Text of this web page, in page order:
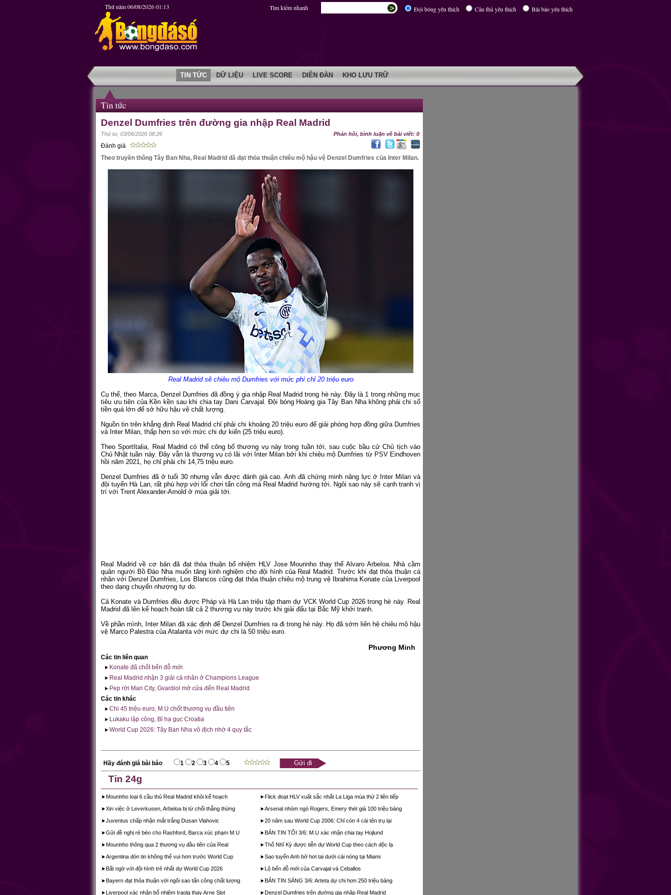
Thứ năm 06/08/2026 01:13 Đội bóng yêu thích Cầu thủ yêu thích Bài báo yêu thích
Tìm kiếm nhanh
TIN TỨC DỮ LIỆU LIVE SCORE DIỄN ĐÀN KHO LƯU TRỮ
Tin tức
Denzel Dumfries trên đường gia nhập Real Madrid
Thứ tư, 03/06/2026 08:26 Phản hồi, bình luận về bài viết: 0
Đánh giá
Theo truyền thông Tây Ban Nha, Real Madrid đã đạt thỏa thuận chiêu mộ hậu vệ Denzel Dumfries của Inter Milan.
Real Madrid sẽ chiêu mộ Dumfries với mức phí chỉ 20 triệu euro
Cụ thể, theo Marca, Denzel Dumfries đã đồng ý gia nhập Real Madrid trong hè này. Đây là 1 trong những mục
tiêu ưu tiên của Kền kền sau khi chia tay Dani Carvajal. Đội bóng Hoàng gia Tây Ban Nha không phải chi số
tiền quá lớn để sở hữu hậu vệ chất lượng.
Nguồn tin trên khẳng định Real Madrid chỉ phải chi khoảng 20 triệu euro để giải phóng hợp đồng giữa Dumfries
và Inter Milan, thấp hơn so với mức chi dự kiến (25 triệu euro).
Theo SportItalia, Real Madrid có thể công bố thương vụ này trong tuần tới, sau cuộc bầu cử Chủ tịch vào
Chủ Nhật tuần này. Đây vẫn là thương vụ có lãi với Inter Milan bởi khi chiêu mộ Dumfries từ PSV Eindhoven
hồi năm 2021, họ chỉ phải chi 14,75 triệu euro.
Denzel Dumfries đã ở tuổi 30 nhưng vẫn được đánh giá cao. Anh đã chứng minh năng lực ở Inter Milan và
đội tuyển Hà Lan, rất phù hợp với lối chơi tấn công mà Real Madrid hướng tới. Ngôi sao này sẽ cạnh tranh vị
trí với Trent Alexander-Arnold ở mùa giải tới.
Real Madrid về cơ bản đã đạt thỏa thuận bổ nhiệm HLV Jose Mourinho thay thế Alvaro Arbeloa. Nhà cầm
quân người Bồ Đào Nha muốn tăng kinh nghiệm cho đội hình của Real Madrid. Trước khi đạt thỏa thuận cá
nhân với Denzel Dumfries, Los Blancos cũng đạt thỏa thuận chiêu mộ trung vệ Ibrahima Konate của Liverpool
theo dạng chuyển nhượng tự do.
Cả Konate và Dumfries đều được Pháp và Hà Lan triệu tập tham dự VCK World Cup 2026 trong hè này. Real
Madrid đã lên kế hoạch hoàn tất cả 2 thương vụ này trước khi giải đấu tại Bắc Mỹ khởi tranh.
Về phần mình, Inter Milan đã xác định để Denzel Dumfries ra đi trong hè này. Họ đã sớm liên hệ chiêu mộ hậu
vệ Marco Palestra của Atalanta với mức dự chi là 50 triệu euro.
Phương Minh
Các tin liên quan
Konate đã chốt bến đỗ mới
Real Madrid nhận 3 giải cá nhân ở Champions League
Pep rời Man City, Gvardiol mở cửa đến Real Madrid
Các tin khác
Chi 45 triệu euro, M.U chốt thương vụ đầu tiên
Lukaku lập công, Bỉ hạ gục Croatia
World Cup 2026: Tây Ban Nha vô địch nhờ 4 quy tắc
Hãy đánh giá bài báo 1 2 3 4 5
Tin 24g
Mourinho loại 6 cầu thủ Real Madrid khỏi kế hoạch
Xin việc ở Leverkusen, Arbeloa bị từ chối thẳng thừng
Juventus chấp nhận mất trắng Dusan Vlahovic
Gửi đề nghị rẻ bèo cho Rashford, Barca xúc phạm M.U
Mourinho thông qua 2 thương vụ đầu tiên của Real
Argentina đón tin không thể vui hơn trước World Cup
Bất ngờ với đội hình trẻ nhất dự World Cup 2026
Bayern đạt thỏa thuận với ngôi sao tấn công chất lượng
Liverpool xác nhận bổ nhiệm Iraola thay Arne Slot
Flick đoạt HLV xuất sắc nhất La Liga mùa thứ 2 liên tiếp
Arsenal nhòm ngó Rogers, Emery thét giá 100 triệu bảng
20 năm sau World Cup 2006: Chỉ còn 4 cái tên trụ lại
BẢN TIN TỐI 3/6: M.U xác nhận chia tay Hojlund
Thổ Nhĩ Kỳ được tiễn dự World Cup theo cách độc lạ
Sao tuyển Anh bở hơi tai dưới cái nóng tại Miami
Lộ bến đỗ mới của Carvajal và Ceballos
BẢN TIN SÁNG 3/6: Arteta dự chi hơn 250 triệu bảng
Denzel Dumfries trên đường gia nhập Real Madrid